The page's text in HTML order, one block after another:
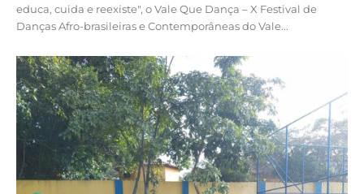
educa, cuida e reexiste", o Vale Que Dança – X Festival de
Danças Afro-brasileiras e Contemporâneas do Vale...